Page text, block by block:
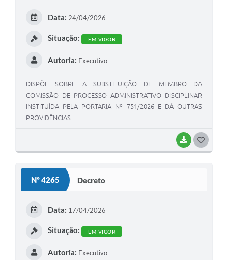
BAIXAR
Data: 24/04/2026
Situação: EM VIGOR
Autoria: Executivo
DISPÕE SOBRE A SUBSTITUIÇÃO DE MEMBRO DA
COMISSÃO DE PROCESSO ADMINISTRATIVO DISCIPLINAR
INSTITUÍDA PELA PORTARIA Nº 751/2026 E DÁ OUTRAS
PROVIDÊNCIAS
Nº 4265 Decreto
Data: 17/04/2026
Situação: EM VIGOR
Autoria: Executivo